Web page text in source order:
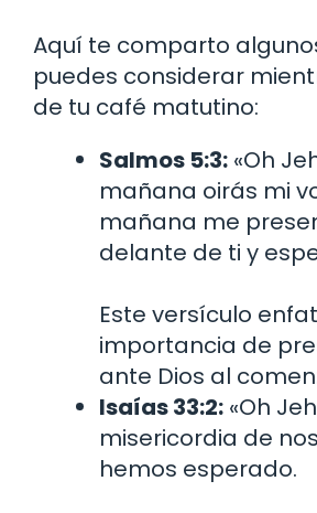
Aquí te comparto
puedes considerar
de tu café matutino:
Salmos 5:3: «Oh
mañana oirás mi
mañana me
delante de ti y
Este versículo
importancia de
ante Dios al
Isaías 33:2: «Oh
misericordia de
hemos esperado.